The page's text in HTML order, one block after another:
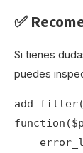
✅
Si tienes
puedes